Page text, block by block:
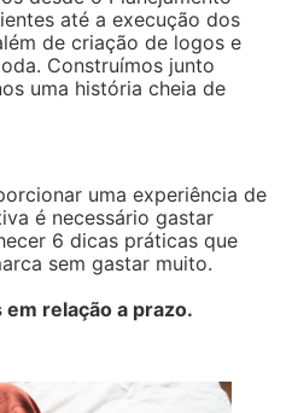
até a execução dos
de criação de logos e
Construímos junto
uma história cheia de
uma experiência de
é necessário gastar
6 dicas práticas que
sem gastar muito.
em relação a prazo.